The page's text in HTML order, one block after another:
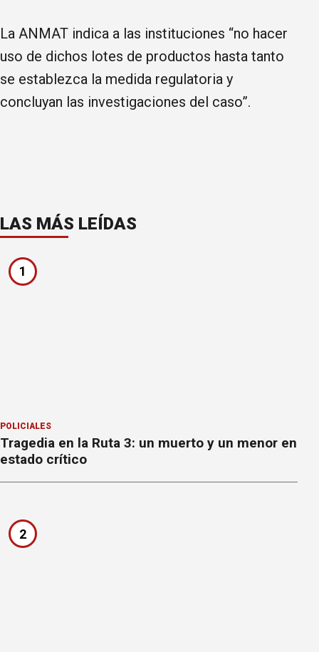
La ANMAT indica a las instituciones “no hacer
uso de dichos lotes de productos hasta tanto
se establezca la medida regulatoria y
concluyan las investigaciones del caso”.
LAS MÁS LEÍDAS
1
POLICIALES
Tragedia en la Ruta 3: un muerto y un menor en
estado crítico
2